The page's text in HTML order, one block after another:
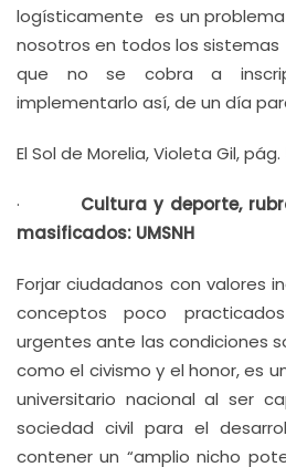
logísticamente es un
nosotros en todos los
que no se cobra a
implementarlo así, de un día
El Sol de Morelia, Violeta Gil, pág.
· Cultura y deporte,
masificados: UMSNH
Forjar ciudadanos con valores
conceptos poco
urgentes ante las condiciones
como el civismo y el honor, es
universitario nacional al ser
sociedad civil para el
contener un “amplio nicho